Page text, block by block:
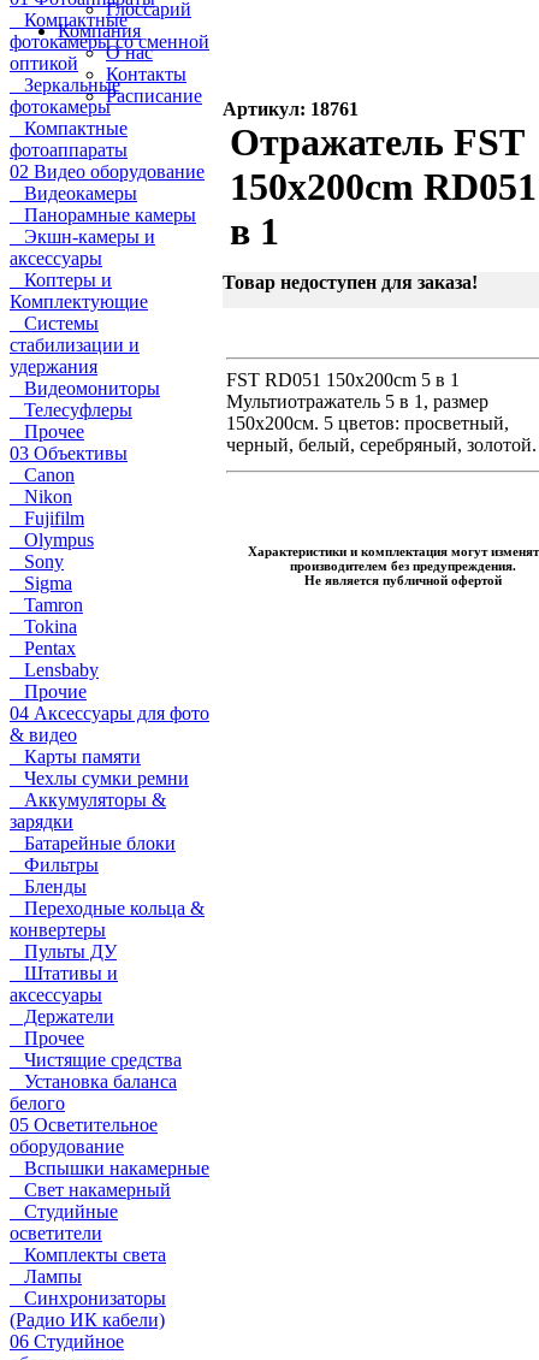
Глоссарий
Компания
О нас
Контакты
Расписание
Компактные
фотокамеры со сменной
оптикой
Зеркальные
фотокамеры
Компактные
фотоаппараты
02 Видео оборудование
Видеокамеры
Панорамные камеры
Экшн-камеры и
аксессуары
Коптеры и
Комплектующие
Системы
стабилизации и
удержания
Видеомониторы
Телесуфлеры
Прочее
03 Объективы
Canon
Nikon
Fujifilm
Olympus
Sony
Sigma
Tamron
Tokina
Pentax
Lensbaby
Прочие
04 Аксессуары для фото
& видео
Карты памяти
Чехлы сумки ремни
Аккумуляторы &
зарядки
Батарейные блоки
Фильтры
Бленды
Переходные кольца &
конвертеры
Пульты ДУ
Штативы и
аксессуары
Держатели
Прочее
Чистящие средства
Установка баланса
белого
05 Осветительное
оборудование
Вспышки накамерные
Свет накамерный
Студийные
осветители
Комплекты света
Лампы
Синхронизаторы
(Радио ИК кабели)
06 Студийное
Артикул: 18761
Отражатель FST
150x200cm
в 1
Товар недоступен для заказа!
FST RD051 150x200cm 5 в 1
Мультиотражатель 5 в 1, размер
150x200см. 5 цветов: просветный,
черный, белый, серебряный, золотой.
Характеристики и комплектация могут
производителем без предупреждения.
Не является публичной офертой